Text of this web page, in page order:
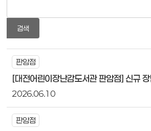
검색
판암점
[대전어린이장난감도서관 판암점] 신규
2026.06.10
판암점